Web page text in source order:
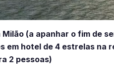
(a apanhar o fim de
em hotel de 4 estrelas na
2 pessoas)